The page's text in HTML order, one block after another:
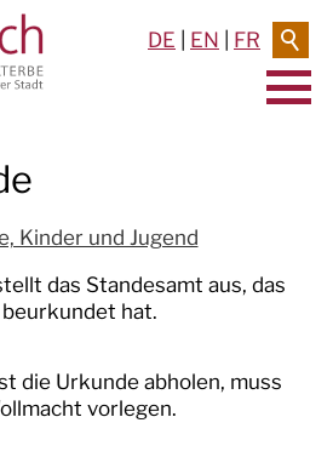
DE EN FR
Kinder und Jugend
das Standesamt aus, das
hat.
die Urkunde abholen, muss
vorlegen.